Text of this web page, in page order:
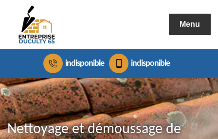
Menu
indisponible indisponible
Nettoyage et démoussage de